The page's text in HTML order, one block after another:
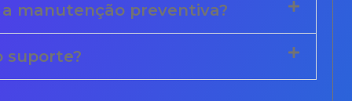
manutenção preventiva?
suporte?